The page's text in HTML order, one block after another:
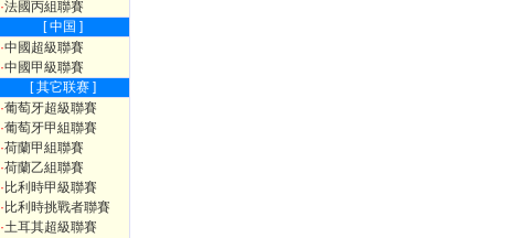
·法國丙組聯賽
[ 中国 ]
·中國超級聯賽
·中國甲級聯賽
[ 其它联赛 ]
·葡萄牙超級聯賽
·葡萄牙甲組聯賽
·荷蘭甲組聯賽
·荷蘭乙組聯賽
· 比利時甲級聯賽
· 比利時挑戰者聯賽
·土耳其超級聯賽